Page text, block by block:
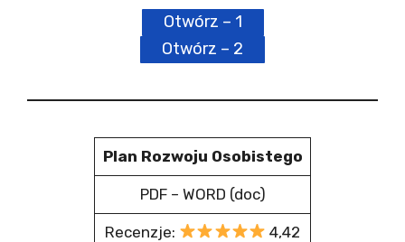
Otwórz – 1
Otwórz – 2
Plan Rozwoju Osobistego
PDF – WORD (doc)
Recenzje: 4,42